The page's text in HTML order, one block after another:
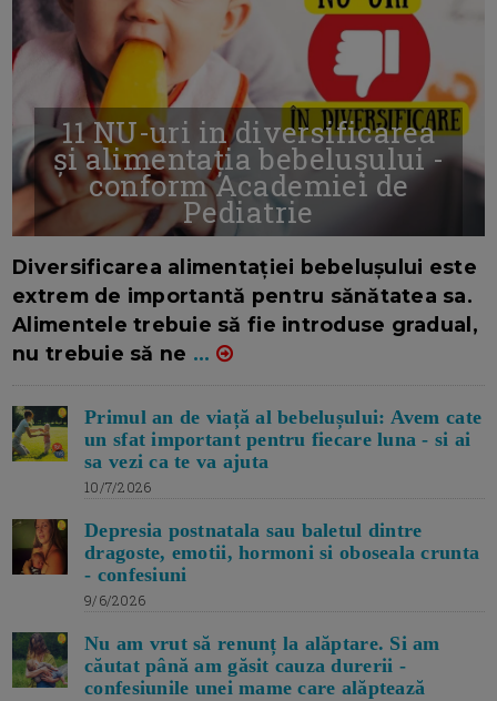
11 NU-uri in diversificarea
și alimentația bebelușului -
conform Academiei de
Pediatrie
Diversificarea alimentației bebelușului este
extrem de importantă pentru sănătatea sa.
Alimentele trebuie să fie introduse gradual,
nu trebuie să ne ...
Primul an de viață al bebelușului: Avem cate
un sfat important pentru fiecare luna - si ai
sa vezi ca te va ajuta
10/7/2026
Depresia postnatala sau baletul dintre
dragoste, emotii, hormoni si oboseala crunta
- confesiuni
9/6/2026
Nu am vrut să renunț la alăptare. Si am
căutat până am găsit cauza durerii -
confesiunile unei mame care alăptează